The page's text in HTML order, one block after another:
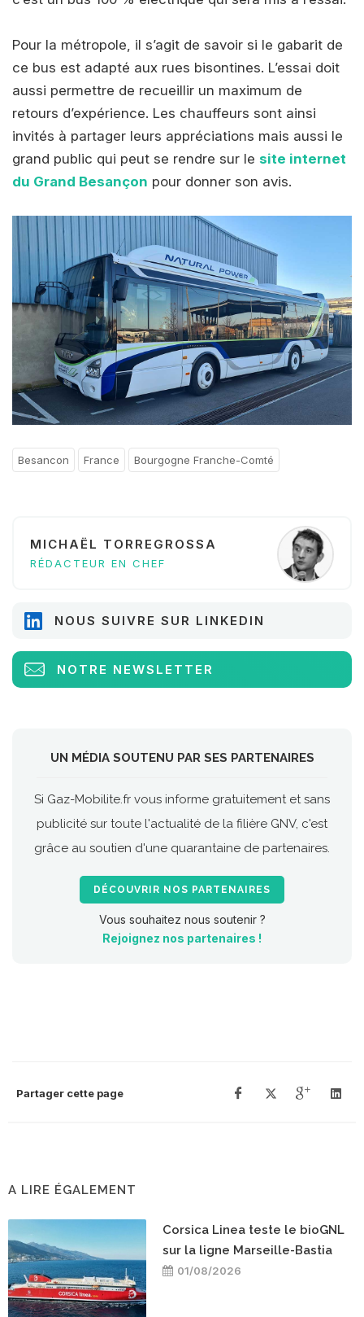
Pour la métropole, il s’agit de savoir si le gabarit de
ce bus est adapté aux rues bisontines. L’essai doit
aussi permettre de recueillir un maximum de
retours d’expérience. Les chauffeurs sont ainsi
invités à partager leurs appréciations mais aussi le
grand public qui peut se rendre sur le site internet
du Grand Besançon pour donner son avis.
Besancon France Bourgogne Franche-Comté
MICHAËL TORREGROSSA
RÉDACTEUR EN CHEF
NOUS SUIVRE SUR LINKEDIN
NOTRE NEWSLETTER
UN MÉDIA SOUTENU PAR SES PARTENAIRES
Si Gaz-Mobilite.fr vous informe gratuitement et sans
publicité sur toute l'actualité de la filière GNV, c'est
grâce au soutien d'une quarantaine de partenaires.
DÉCOUVRIR NOS PARTENAIRES
Vous souhaitez nous soutenir ?
Rejoignez nos partenaires !
Partager cette page
A LIRE ÉGALEMENT
Corsica Linea teste le bioGNL
sur la ligne Marseille-Bastia
01/08/2026